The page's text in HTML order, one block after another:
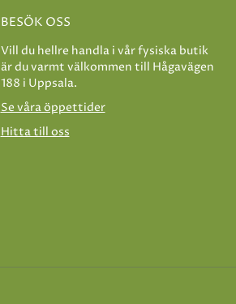
BESÖK OSS
Vill du hellre handla i vår fysiska butik
är du varmt välkommen till Hågavägen
188 i Uppsala.
Se våra öppettider
Hitta till oss